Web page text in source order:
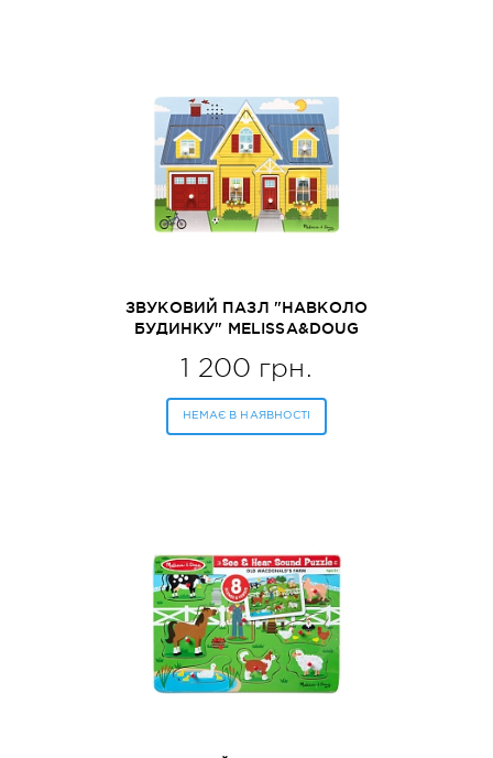
ЗВУКОВИЙ ПАЗЛ "НАВКОЛО
БУДИНКУ" MELISSA&DOUG
1 200 грн.
НЕМАЄ В НАЯВНОСТІ